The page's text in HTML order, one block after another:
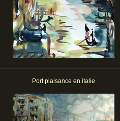
Port plaisance en italie